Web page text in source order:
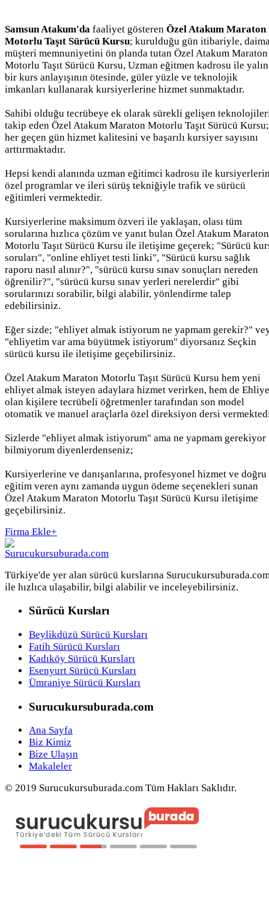
Samsun Atakum'da faaliyet gösteren Özel Atakum Maraton
Motorlu Taşıt Sürücü Kursu; kurulduğu gün itibariyle,
müşteri memnuniyetini ön planda tutan Özel Atakum Maraton
Motorlu Taşıt Sürücü Kursu, Uzman eğitmen kadrosu ile yalın
bir kurs anlayışının ötesinde, güler yüzle ve teknolojik
imkanları kullanarak kursiyerlerine hizmet sunmaktadır.
Sahibi olduğu tecrübeye ek olarak sürekli gelişen
takip eden Özel Atakum Maraton Motorlu Taşıt Sürücü Kursu;
her geçen gün hizmet kalitesini ve başarılı kursiyer sayısını
arttırmaktadır.
Hepsi kendi alanında uzman eğitimci kadrosu ile
özel programlar ve ileri sürüş tekniğiyle trafik ve sürücü
eğitimleri vermektedir.
Kursiyerlerine maksimum özveri ile yaklaşan, olası tüm
sorularına hızlıca çözüm ve yanıt bulan Özel Atakum Maraton
Motorlu Taşıt Sürücü Kursu ile iletişime geçerek; "Sürücü
soruları", "online ehliyet testi linki", "Sürücü kursu sağlık
raporu nasıl alınır?", "sürücü kursu sınav sonuçları nereden
öğrenilir?", "sürücü kursu sınav yerleri nerelerdir" gibi
sorularınızı sorabilir, bilgi alabilir, yönlendirme talep
edebilirsiniz.
Eğer sizde; "ehliyet almak istiyorum ne yapmam gerekir?"
"ehliyetim var ama büyütmek istiyorum" diyorsanız Seçkin
sürücü kursu ile iletişime geçebilirsiniz.
Özel Atakum Maraton Motorlu Taşıt Sürücü Kursu hem yeni
ehliyet almak isteyen adaylara hizmet verirken, hem de
olan kişilere tecrübeli öğretmenler tarafından son model
otomatik ve manuel araçlarla özel direksiyon dersi
Sizlerde "ehliyet almak istiyorum" ama ne yapmam gerekiyor
bilmiyorum diyenlerdenseniz;
Kursiyerlerine ve danışanlarına, profesyonel hizmet ve doğru
eğitim veren aynı zamanda uygun ödeme seçenekleri sunan
Özel Atakum Maraton Motorlu Taşıt Sürücü Kursu iletişime
geçebilirsiniz.
Firma Ekle+
Türkiye'de yer alan sürücü kurslarına
ile hızlıca ulaşabilir, bilgi alabilir ve inceleyebilirsiniz.
Sürücü Kursları
Beylikdüzü Sürücü Kursları
Fatih Sürücü Kursları
Kadıköy Sürücü Kursları
Esenyurt Sürücü Kursları
Ümraniye Sürücü Kursları
Surucukursuburada.com
Ana Sayfa
Biz Kimiz
Bize Ulaşın
Makaleler
© 2019 Surucukursuburada.com Tüm Hakları Saklıdır.